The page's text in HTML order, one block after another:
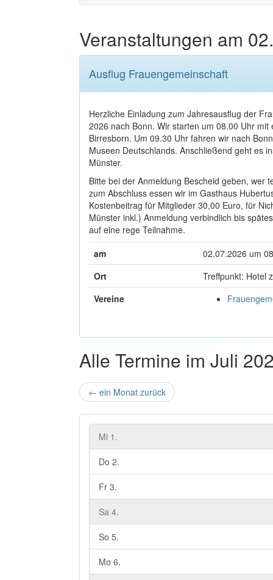
Veranstaltungen am
Ausflug Frauengemeinschaft
Herzliche Einladung zum Jahresausflug der
2026 nach Bonn. Wir starten um 08.00 Uhr
Birresborn. Um 09.30 Uhr fahren wir nach
Museen Deutschlands. Anschließend geht es
Münster.
Bitte bei der Anmeldung Bescheid geben, wer
zum Abschluss essen wir im Gasthaus
Kostenbeitrag für Mitglieder 30,00 Euro, für
Münster inkl.) Anmeldung verbindlich bis
auf eine rege Teilnahme.
am
02.07.2026 um
Ort
Treffpunkt: Hotel
Vereine
Alle Termine im Juli
← ein Monat zurück
Mi 1.
Do 2.
Fr 3.
Sa 4.
So 5.
Mo 6.